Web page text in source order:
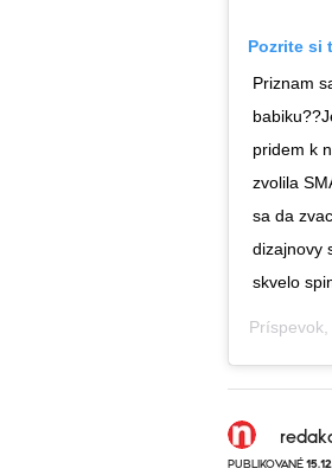
Pozrite si
Priznam
pridem k
zvolila
sa da
dizajnovy
skvelo
PUBLIKOVANÉ